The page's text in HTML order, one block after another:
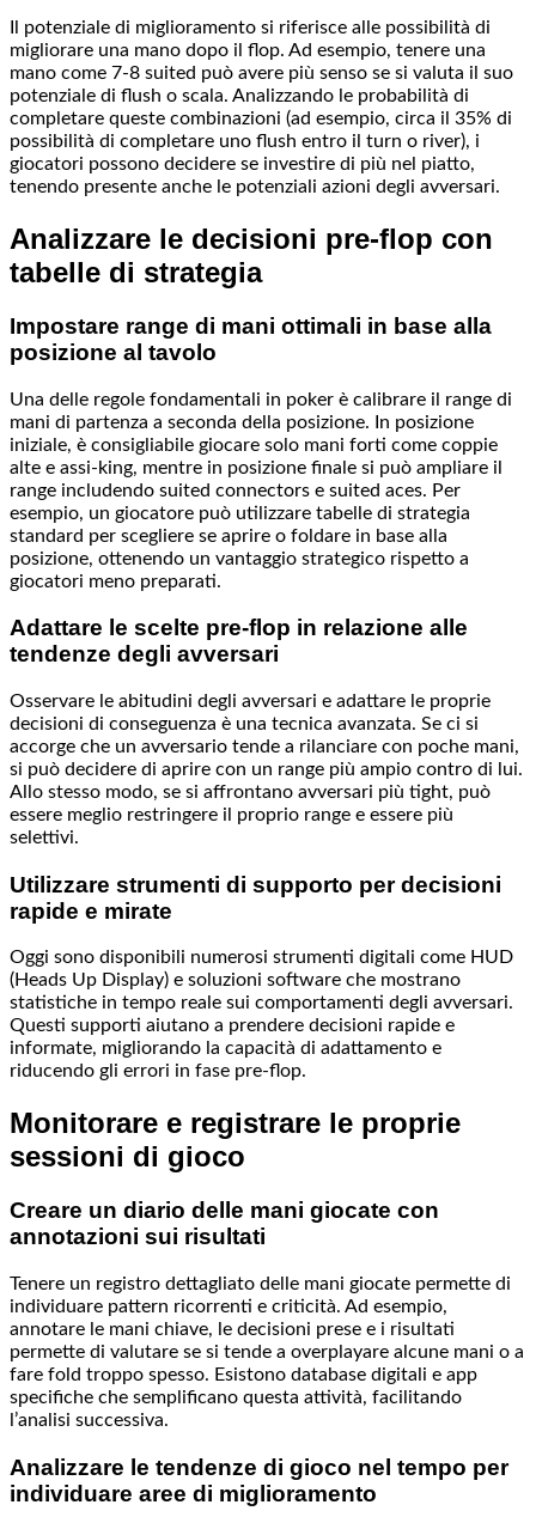
Il potenziale di miglioramento si riferisce alle possibilità di
migliorare una mano dopo il flop. Ad esempio, tenere una
mano come 7-8 suited può avere più senso se si valuta il suo
potenziale di flush o scala. Analizzando le probabilità di
completare queste combinazioni (ad esempio, circa il 35% di
possibilità di completare uno flush entro il turn o river), i
giocatori possono decidere se investire di più nel piatto,
tenendo presente anche le potenziali azioni degli avversari.
Analizzare le decisioni pre-flop con
tabelle di strategia
Impostare range di mani ottimali in base alla
posizione al tavolo
Una delle regole fondamentali in poker è calibrare il range di
mani di partenza a seconda della posizione. In posizione
iniziale, è consigliabile giocare solo mani forti come coppie
alte e assi-king, mentre in posizione finale si può ampliare il
range includendo suited connectors e suited aces. Per
esempio, un giocatore può utilizzare tabelle di strategia
standard per scegliere se aprire o foldare in base alla
posizione, ottenendo un vantaggio strategico rispetto a
giocatori meno preparati.
Adattare le scelte pre-flop in relazione alle
tendenze degli avversari
Osservare le abitudini degli avversari e adattare le proprie
decisioni di conseguenza è una tecnica avanzata. Se ci si
accorge che un avversario tende a rilanciare con poche mani,
si può decidere di aprire con un range più ampio contro di lui.
Allo stesso modo, se si affrontano avversari più tight, può
essere meglio restringere il proprio range e essere più
selettivi.
Utilizzare strumenti di supporto per decisioni
rapide e mirate
Oggi sono disponibili numerosi strumenti digitali come HUD
(Heads Up Display) e soluzioni software che mostrano
statistiche in tempo reale sui comportamenti degli avversari.
Questi supporti aiutano a prendere decisioni rapide e
informate, migliorando la capacità di adattamento e
riducendo gli errori in fase pre-flop.
Monitorare e registrare le proprie
sessioni di gioco
Creare un diario delle mani giocate con
annotazioni sui risultati
Tenere un registro dettagliato delle mani giocate permette di
individuare pattern ricorrenti e criticità. Ad esempio,
annotare le mani chiave, le decisioni prese e i risultati
permette di valutare se si tende a overplayare alcune mani o a
fare fold troppo spesso. Esistono database digitali e app
specifiche che semplificano questa attività, facilitando
l’analisi successiva.
Analizzare le tendenze di gioco nel tempo per
individuare aree di miglioramento